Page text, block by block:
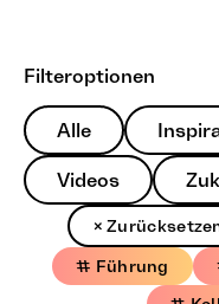
Filteroptionen
Alle
Videos
×
# Führung